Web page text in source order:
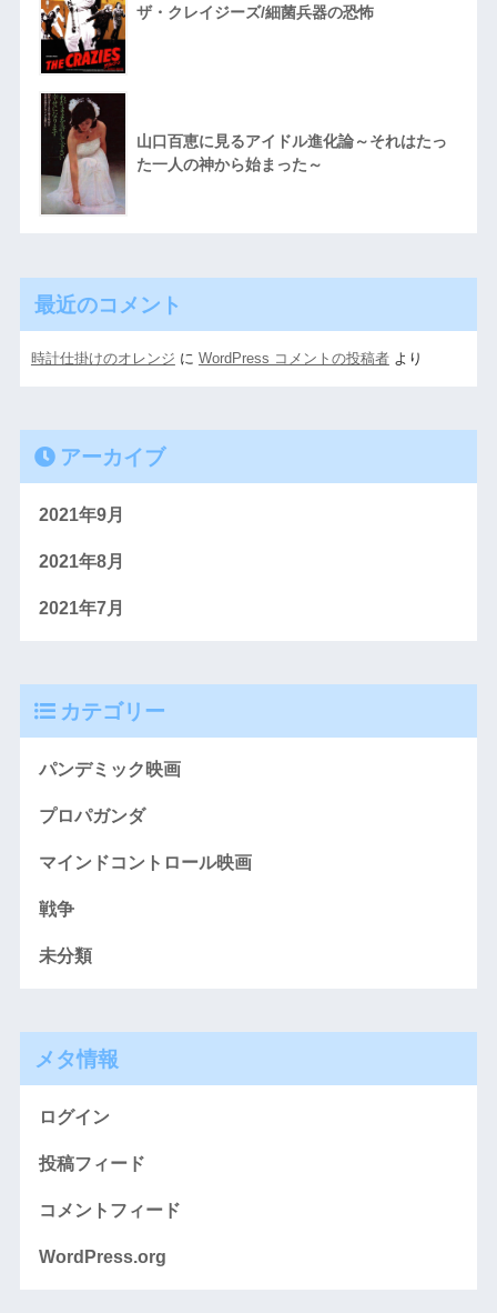
ザ・クレイジーズ/細菌兵器の恐怖
山口百恵に見るアイドル進化論～それはたっ
た一人の神から始まった～
最近のコメント
時計仕掛けのオレンジ に WordPress コメントの投稿者より
アーカイブ
2021年9月
2021年8月
2021年7月
カテゴリー
パンデミック映画
プロパガンダ
マインドコントロール映画
戦争
未分類
メタ情報
ログイン
投稿フィード
コメントフィード
WordPress.org